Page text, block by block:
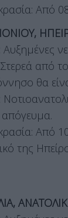
Από
Αυξημένες
από
θα
Από
της